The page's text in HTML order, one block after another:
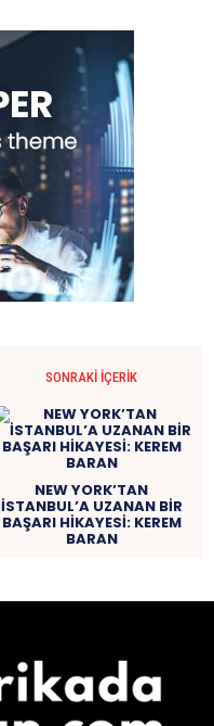
SONRAKI İÇERIK
NEW YORK’TAN
İSTANBUL’A UZANAN BİR
BAŞARI HİKAYESİ: KEREM
BARAN